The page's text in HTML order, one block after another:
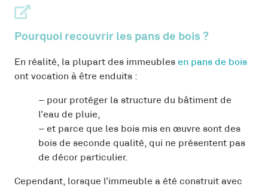
Pourquoi recouvrir les pans de bois ?
En réalité, la plupart des immeubles en pans de bois
ont vocation à être enduits :
– pour protéger la structure du bâtiment de
l’eau de pluie,
– et parce que les bois mis en œuvre sont des
bois de seconde qualité, qui ne présentent pas
de décor particulier.
Cependant, lorsque l’immeuble a été construit avec